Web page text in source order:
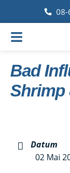
08-
Bad
Shrimp
Datum
02 Mai